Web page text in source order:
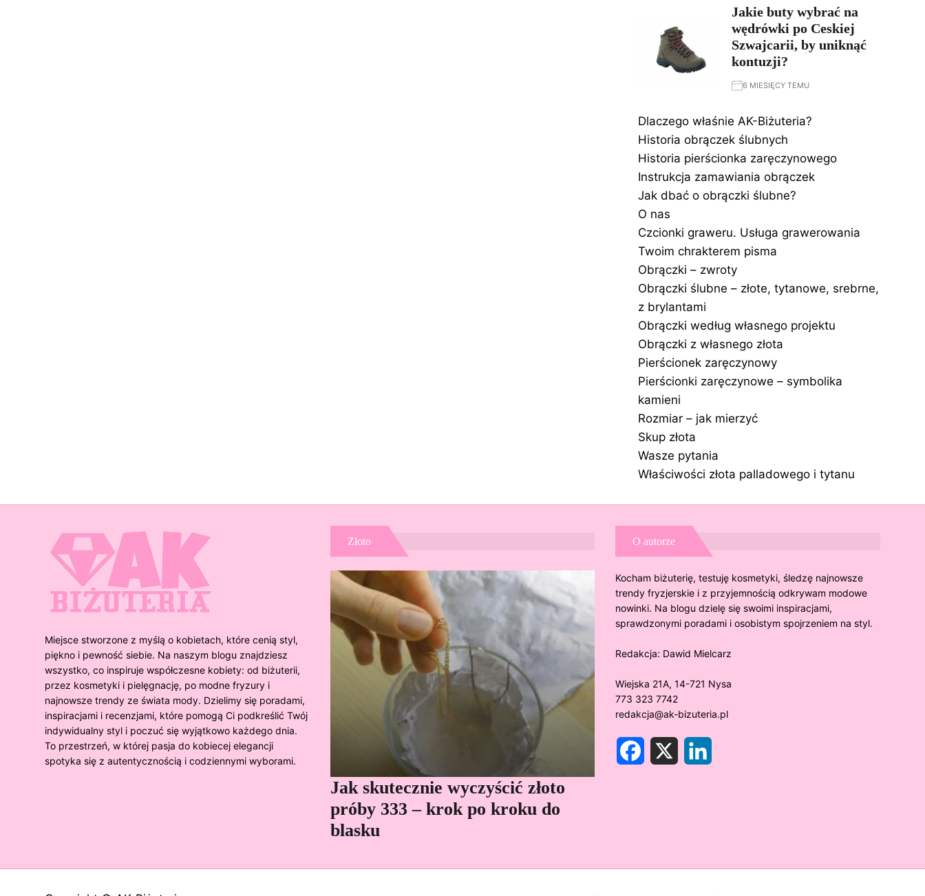
Jakie buty wybrać na
wędrówki po Ceskiej
Szwajcarii, by uniknąć
kontuzji?
6 MIESIĘCY TEMU
Dlaczego właśnie AK-Biżuteria?
Historia obrączek ślubnych
Historia pierścionka zaręczynowego
Instrukcja zamawiania obrączek
Jak dbać o obrączki ślubne?
O nas
Czcionki graweru. Usługa grawerowania
Twoim chrakterem pisma
Obrączki – zwroty
Obrączki ślubne – złote, tytanowe, srebrne,
z brylantami
Obrączki według własnego projektu
Obrączki z własnego złota
Pierścionek zaręczynowy
Pierścionki zaręczynowe – symbolika
kamieni
Rozmiar – jak mierzyć
Skup złota
Wasze pytania
Właściwości złota palladowego i tytanu
Miejsce stworzone z myślą o kobietach, które cenią styl,
piękno i pewność siebie. Na naszym blogu znajdziesz
wszystko, co inspiruje współczesne kobiety: od biżuterii,
przez kosmetyki i pielęgnację, po modne fryzury i
najnowsze trendy ze świata mody. Dzielimy się poradami,
inspiracjami i recenzjami, które pomogą Ci podkreślić Twój
indywidualny styl i poczuć się wyjątkowo każdego dnia.
To przestrzeń, w której pasja do kobiecej elegancji
spotyka się z autentycznością i codziennymi wyborami.
Złoto
Jak skutecznie wyczyścić złoto
próby 333 – krok po kroku do
blasku
O autorze
Kocham biżuterię, testuję kosmetyki, śledzę najnowsze
trendy fryzjerskie i z przyjemnością odkrywam modowe
nowinki. Na blogu dzielę się swoimi inspiracjami,
sprawdzonymi poradami i osobistym spojrzeniem na styl.
Redakcja: Dawid Mielcarz
Wiejska 21A, 14-721 Nysa
773 323 7742
redakcja@ak-bizuteria.pl
X